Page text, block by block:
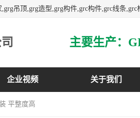
企业视频 关于我们
平整度高